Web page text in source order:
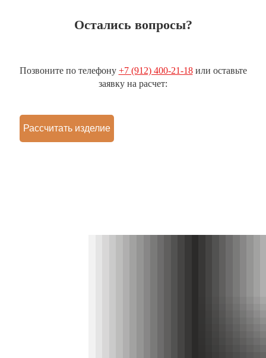
Остались вопросы?
Позвоните по телефону +7 (912) 400-21-18или оставьте
заявку на расчет:
Рассчитать изделие